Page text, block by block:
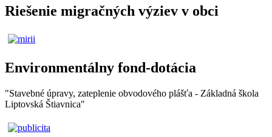
Riešenie migračných výziev v obci
Environmentálny fond-dotácia
"Stavebné úpravy, zateplenie obvodového plášťa - Základná škola
Liptovská Štiavnica"